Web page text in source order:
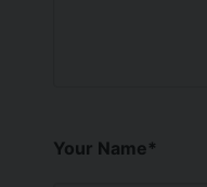
Your Name*